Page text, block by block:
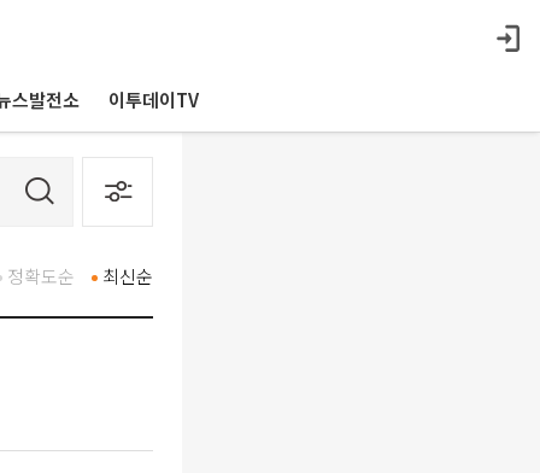
스발전소 이투데이TV
최신순
정확도순